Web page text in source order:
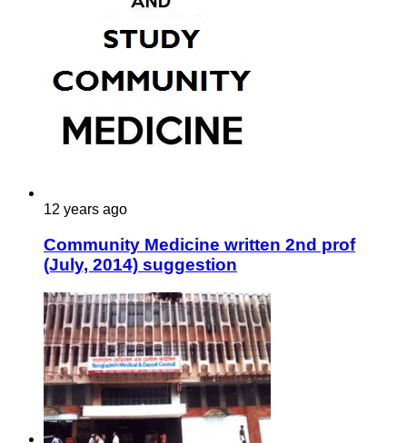
12 years ago
Community Medicine written 2nd prof
(July, 2014) suggestion